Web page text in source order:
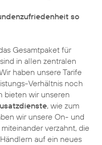
so
Gesamtpaket für
in allen zentralen
haben unsere Tarife
Verhältnis noch
bieten wir unseren
, wie zum
wir unsere On- und
verzahnt, die
auf ein neues